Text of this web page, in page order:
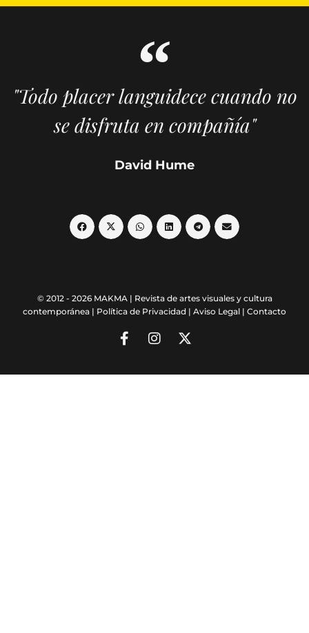
"Todo placer languidece cuando no
se disfruta en compañía"
David Hume
© 2012 - 2026 MAKMA | Revista de artes visuales y cultura
contemporánea | Política de Privacidad | Aviso Legal | Contacto